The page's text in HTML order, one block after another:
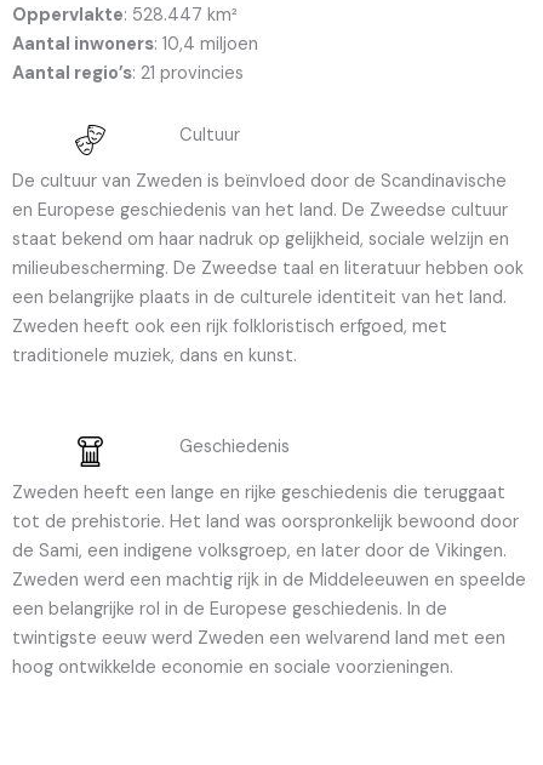
Oppervlakte: 528.447 km²
Aantal inwoners: 10,4 miljoen
Aantal regio’s: 21 provincies
Cultuur
De cultuur van Zweden is beïnvloed door de Scandinavische
en Europese geschiedenis van het land. De Zweedse cultuur
staat bekend om haar nadruk op gelijkheid, sociale welzijn en
milieubescherming. De Zweedse taal en literatuur hebben ook
een belangrijke plaats in de culturele identiteit van het land.
Zweden heeft ook een rijk folkloristisch erfgoed, met
traditionele muziek, dans en kunst.
Geschiedenis
Zweden heeft een lange en rijke geschiedenis die teruggaat
tot de prehistorie. Het land was oorspronkelijk bewoond door
de Sami, een indigene volksgroep, en later door de Vikingen.
Zweden werd een machtig rijk in de Middeleeuwen en speelde
een belangrijke rol in de Europese geschiedenis. In de
twintigste eeuw werd Zweden een welvarend land met een
hoog ontwikkelde economie en sociale voorzieningen.